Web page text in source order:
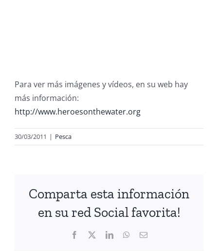
Para ver más imágenes y vídeos, en su web hay
más información:
http://www.heroesonthewater.org
30/03/2011 | Pesca
Comparta esta información
en su red Social favorita!
Facebook LinkedInWhatsApp
Correo